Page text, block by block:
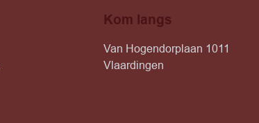
Kom langs
Van Hogendorplaan 1011
Vlaardingen